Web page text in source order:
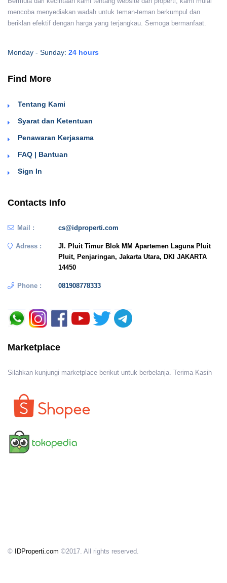
mencoba menyediakan wadah untuk teman-teman berkumpul dan
beriklan efektif dengan harga yang terjangkau. Semoga bermanfaat.
Monday - Sunday: 24 hours
Find More
Tentang Kami
Syarat dan Ketentuan
Penawaran Kerjasama
FAQ | Bantuan
Sign In
Contacts Info
Mail : cs@idproperti.com
Adress :
Jl. Pluit Timur Blok MM Apartemen Laguna Pluit
Pluit, Penjaringan, Jakarta Utara, DKI JAKARTA
14450
Phone : 081908778333
Marketplace
Silahkan kunjungi marketplace berikut untuk berbelanja. Terima Kasih
© IDProperti.com ©2017. All rights reserved.